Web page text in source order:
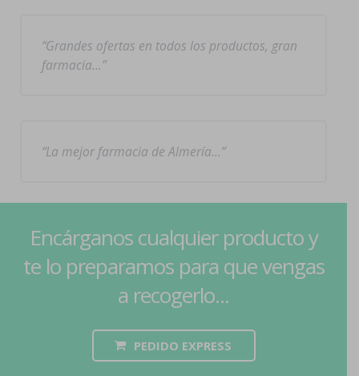
Grandes ofertas en todos los productos, gran
farmacia…
La mejor farmacia de Almería…
Encárganos cualquier producto y
te lo preparamos para que vengas
a recogerlo...
PEDIDO EXPRESS